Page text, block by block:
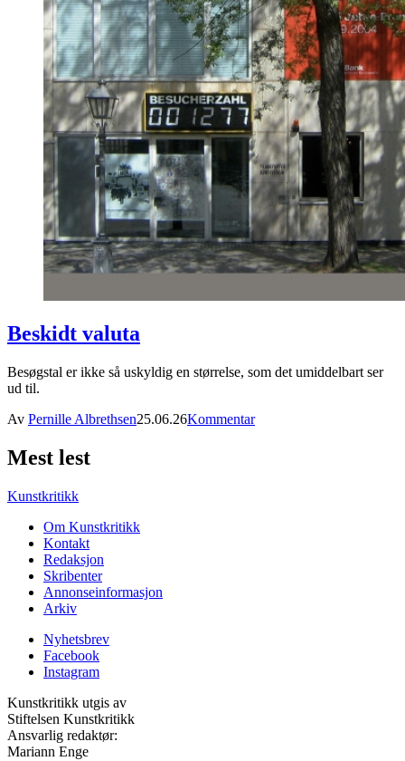
Beskidt valuta
Besøgstal er ikke så uskyldig en størrelse, som det umiddelbart ser
ud til.
Av Pernille Albrethsen25.06.26Kommentar
Mest lest
Kunstkritikk
Om Kunstkritikk
Kontakt
Redaksjon
Skribenter
Annonseinformasjon
Arkiv
Nyhetsbrev
Facebook
Instagram
Kunstkritikk utgis av
Stiftelsen Kunstkritikk
Ansvarlig redaktør:
Mariann Enge